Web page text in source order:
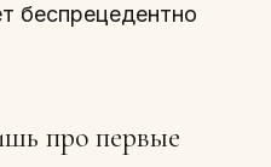
беспрецедентно
про первые